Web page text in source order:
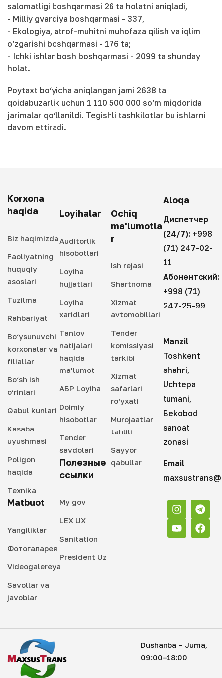
salomatligi boshqarmasi 26 ta holatni aniqladi,
- Milliy gvardiya boshqarmasi - 337,
- Ekologiya, atrof-muhitni muhofaza qilish va iqlim
o‘zgarishi boshqarmasi - 176 ta;
- Ichki ishlar bosh boshqarmasi - 2099 ta shunday
holat.
Poytaxt bo‘yicha aniqlangan jami 2638 ta
qoidabuzarlik uchun 1 110 500 000 so‘m miqdorida
jarimalar qo‘llanildi. Tegishli tashkilotlar bu ishlarni
davom ettiradi.
Korxona
haqida
Biz haqimizda
Faoliyatning
huquqiy
asoslari
Tuzilma
Rahbariyat
Bo‘ysunuvchi
korxonalar va
filiallar
Bo‘sh ish
o‘rinlari
Qabul kunlari
Kasaba
uyushmasi
Poligon
haqida
Texnika
Matbuot
Yangiliklar
Фотогаларея
Videogalereya
Savollar va
javoblar
Loyihalar
Auditorlik
hisobotlari
Loyiha
hujjatlari
Loyiha
xaridlari
Tanlov
natijalari
haqida
ma’lumot
АБР Loyiha
Doimiy
hisobotlar
Tender
savdolari
Полезные
ссылки
My gov
LEX UX
Sanitation
President Uz
Ochiq
ma'lumotla
r
Ish rejasi
Shartnoma
Xizmat
avtomobillari
Tender
komissiyasi
tarkibi
Xizmat
safarlari
ro‘yxati
Murojaatlar
tahlili
Sayyor
qabullar
Aloqa
Диспетчер
(24/7): +998
(71) 247-02-
11
Абонентский:
+998 (71)
247-25-99
Manzil
Toshkent
shahri,
Uchtepa
tumani,
Bekobod
sanoat
zonasi
Email
Dushanba – Juma,
09:00–18:00